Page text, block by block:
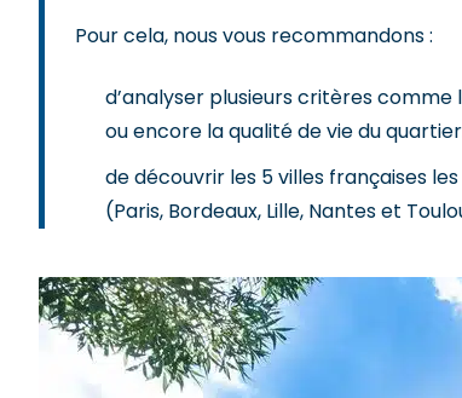
Pour cela, nous vous recommandons :
d’analyser plusieurs critères
ou encore la qualité de vie du
de découvrir les 5 villes françaises
(Paris, Bordeaux, Lille, Nantes et